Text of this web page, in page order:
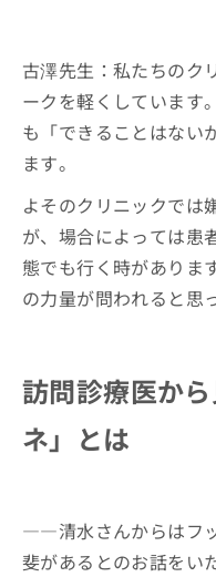
古澤先生：私たちのク
ークを軽くしています
も「できることはない
ます。
よそのクリニックでは
が、場合によっては患
態でも行く時がありま
の力量が問われると思
訪問診療医か
ネ」とは
――清水さんからはフ
斐があるとのお話をい